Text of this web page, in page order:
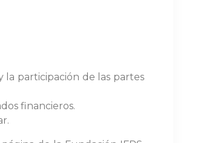
la participación de las partes
financieros.